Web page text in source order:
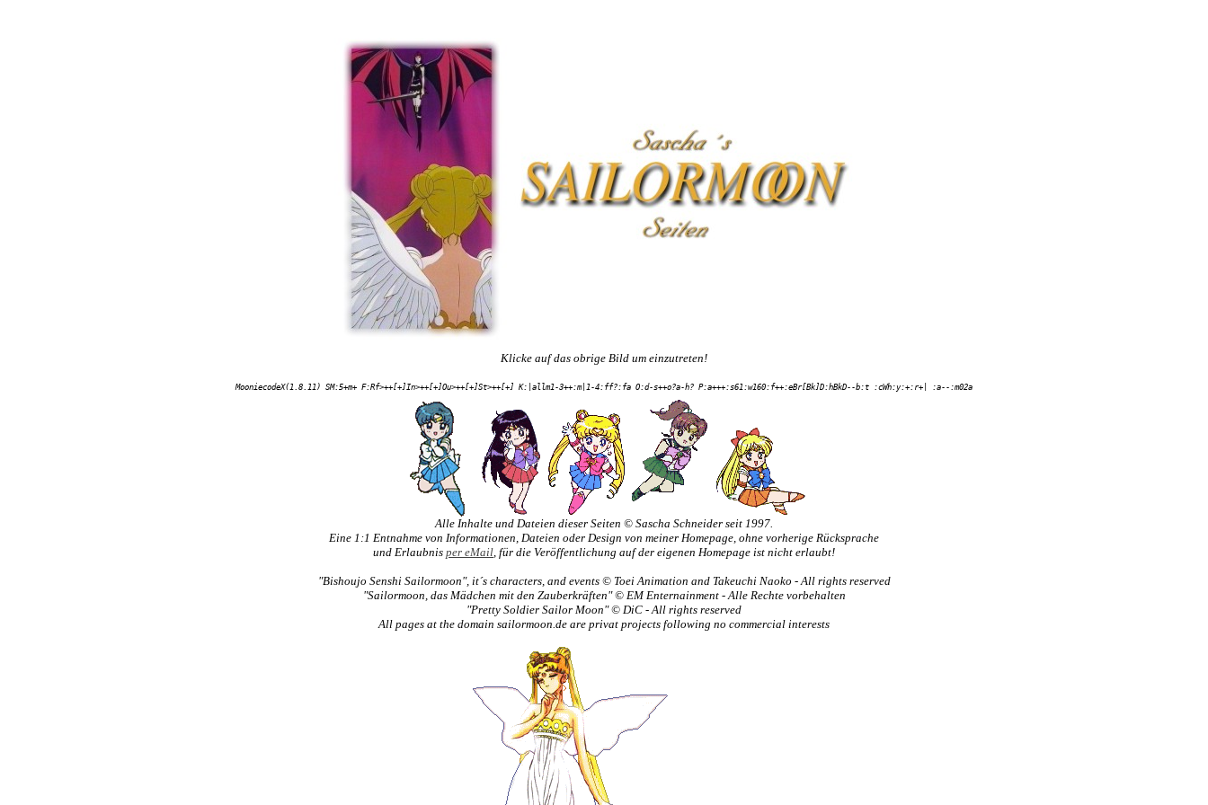
Klicke auf das obrige Bild um einzutreten!
Alle Inhalte und Dateien dieser Seiten © Sascha Schneider seit 1997.
Eine 1:1 Entnahme von Informationen, Dateien oder Design von meiner Homepage, ohne vorherige Rücksprache
und Erlaubnis per eMail, für die Veröffentlichung auf der eigenen Homepage ist nicht erlaubt!
"Bishoujo Senshi Sailormoon", it´s characters, and events © Toei Animation and Takeuchi Naoko - All rights reserved
"Sailormoon, das Mädchen mit den Zauberkräften" © EM Enternainment - Alle Rechte vorbehalten
"Pretty Soldier Sailor Moon" © DiC - All rights reserved
All pages at the domain sailormoon.de are privat projects following no commercial interests